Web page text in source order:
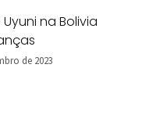
Uyuni na Bolivia
de 2023